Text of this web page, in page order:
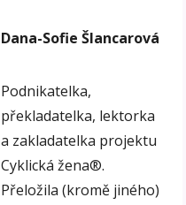
Dana-Sofie Šlancarová
Podnikatelka,
překladatelka, lektorka
a zakladatelka projektu
Cyklická žena®.
Přeložila (kromě jiného)